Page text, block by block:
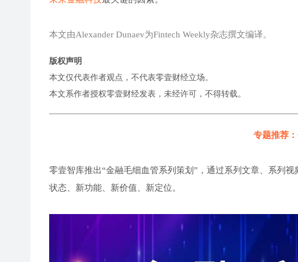
本文由Alexander Dunaev为Fintech Weekly杂志撰文编译。
版权声明
本文仅代表作者观点，不代表零壹财经立场。
本文系作者授权零壹财经发表，未经许可，不得转载。
专题推荐
零壹智库推出“金融毛细血管系列策划”，通过系列文章、系列
状态、新功能、新价值、新定位。